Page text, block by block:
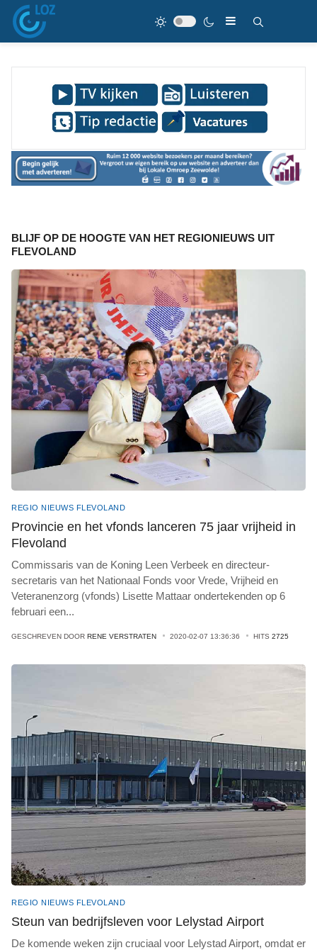
BLIJF OP DE HOOGTE VAN HET REGIONIEUWS UIT
FLEVOLAND
REGIO NIEUWS FLEVOLAND
Provincie en het vfonds lanceren 75 jaar vrijheid in
Flevoland
Commissaris van de Koning Leen Verbeek en directeur-
secretaris van het Nationaal Fonds voor Vrede, Vrijheid en
Veteranenzorg (vfonds) Lisette Mattaar ondertekenden op 6
februari een...
GESCHREVEN DOOR RENE VERSTRATEN 2020-02-07 13:36:36 HITS 2725
REGIO NIEUWS FLEVOLAND
Steun van bedrijfsleven voor Lelystad Airport
De komende weken zijn cruciaal voor Lelystad Airport, omdat er